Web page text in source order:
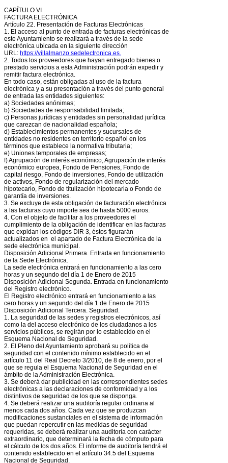
CAPÍTULO VI
FACTURA ELECTRÓNICA
Artículo 22. Presentación de Facturas Electrónicas
1. El acceso al punto de entrada de facturas electrónicas de
este Ayuntamiento se realizará a través de la sede
electrónica ubicada en la siguiente dirección
URL: https://villalmanzo.sedelectronica.es.
2. Todos los proveedores que hayan entregado bienes o
prestado servicios a esta Administración podrán expedir y
remitir factura electrónica.
En todo caso, están obligadas al uso de la factura
electrónica y a su presentación a través del punto general
de entrada las entidades siguientes:
a) Sociedades anónimas;
b) Sociedades de responsabilidad limitada;
c) Personas jurídicas y entidades sin personalidad jurídica
que carezcan de nacionalidad española;
d) Establecimientos permanentes y sucursales de
entidades no residentes en territorio español en los
términos que establece la normativa tributaria;
e) Uniones temporales de empresas;
f) Agrupación de interés económico, Agrupación de interés
económico europea, Fondo de Pensiones, Fondo de
capital riesgo, Fondo de inversiones, Fondo de utilización
de activos, Fondo de regularización del mercado
hipotecario, Fondo de titulización hipotecaria o Fondo de
garantía de inversiones.
3. Se excluye de esta obligación de facturación electrónica
a las facturas cuyo importe sea de hasta 5000 euros.
4. Con el objeto de facilitar a los proveedores el
cumplimiento de la obligación de identificar en las facturas
que expidan los códigos DIR 3, éstos figurarán
actualizados en el apartado de Factura Electrónica de la
sede electrónica municipal.
Disposición Adicional Primera. Entrada en funcionamiento
de la Sede Electrónica.
La sede electrónica entrará en funcionamiento a las cero
horas y un segundo del día 1 de Enero de 2015
Disposición Adicional Segunda. Entrada en funcionamiento
del Registro electrónico.
El Registro electrónico entrará en funcionamiento a las
cero horas y un segundo del día 1 de Enero de 2015
Disposición Adicional Tercera. Seguridad.
1. La seguridad de las sedes y registros electrónicos, así
como la del acceso electrónico de los ciudadanos a los
servicios públicos, se regirán por lo establecido en el
Esquema Nacional de Seguridad.
2. El Pleno del Ayuntamiento aprobará su política de
seguridad con el contenido mínimo establecido en el
artículo 11 del Real Decreto 3/2010, de 8 de enero, por el
que se regula el Esquema Nacional de Seguridad en el
ámbito de la Administración Electrónica.
3. Se deberá dar publicidad en las correspondientes sedes
electrónicas a las declaraciones de conformidad y a los
distintivos de seguridad de los que se disponga.
4. Se deberá realizar una auditoría regular ordinaria al
menos cada dos años. Cada vez que se produzcan
modificaciones sustanciales en el sistema de información
que puedan repercutir en las medidas de seguridad
requeridas, se deberá realizar una auditoría con carácter
extraordinario, que determinará la fecha de cómputo para
el cálculo de los dos años. El informe de auditoría tendrá el
contenido establecido en el artículo 34.5 del Esquema
Nacional de Seguridad.